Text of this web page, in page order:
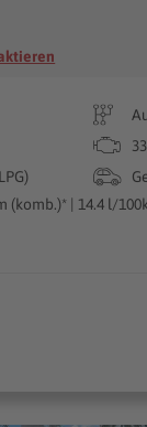
(komb.)* | 14.4 l/